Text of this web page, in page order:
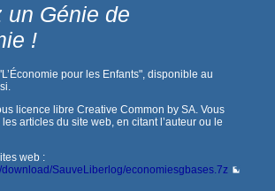
un Génie de
!
pour les Enfants", disponible au
licence libre Creative Common by SA. Vous
articles du site web, en citant l’auteur ou le
web :
download/SauveLiberlog/economiesgbases.7z